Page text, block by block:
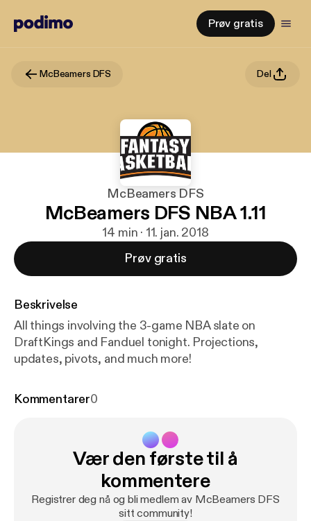
Prøv gratis
McBeamers DFS Del
McBeamers DFS
McBeamers DFS NBA 1.11
14 min · 11. jan. 2018
Prøv gratis
Beskrivelse
All things involving the 3-game NBA slate on
DraftKings and Fanduel tonight. Projections,
updates, pivots, and much more!
Kommentarer0
Vær den første til å
kommentere
Registrer deg nå og bli medlem av McBeamers DFS
sitt community!